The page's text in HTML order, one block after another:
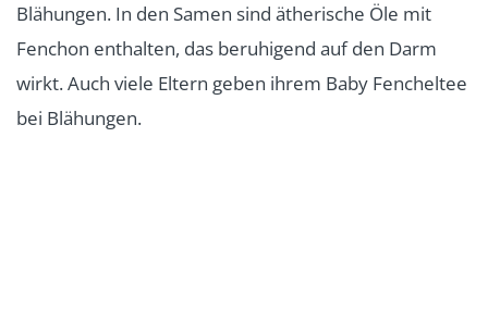
Blähungen. In den Samen sind ätherische Öle mit
Fenchon enthalten, das beruhigend auf den Darm
wirkt. Auch viele Eltern geben ihrem Baby Fencheltee
bei Blähungen.